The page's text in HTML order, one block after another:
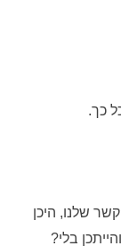
כך.
שלנו, היכן
בלי?